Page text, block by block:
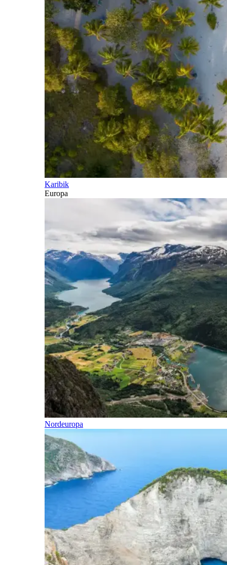
Karibik
Europa
Nordeuropa